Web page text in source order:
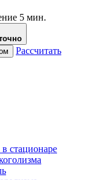
5 мин.
Рассчитать
стационаре